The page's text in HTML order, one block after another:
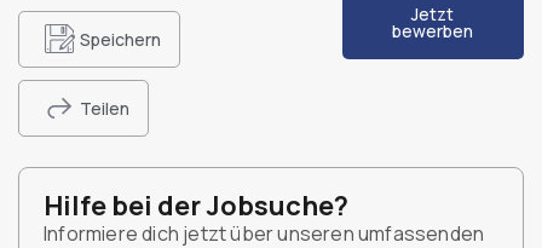
Speichern
Teilen
Jetzt
bewerben
Hilfe bei der Jobsuche?
Informiere dich jetzt über unseren umfassenden